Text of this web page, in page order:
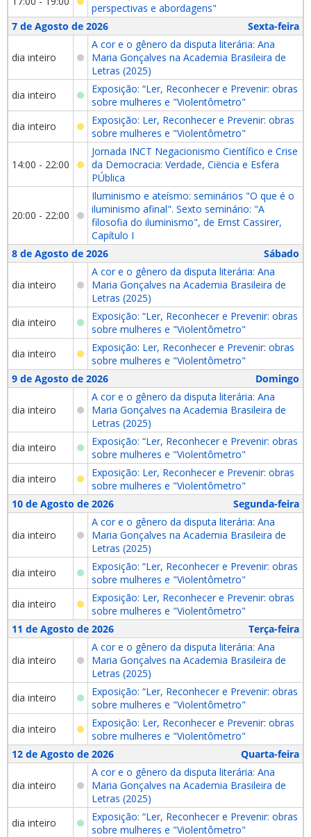
perspectivas e abordagens"
7 de Agosto de 2026
Sexta-feira
dia inteiro
A cor e o gênero da disputa literária: Ana
Maria Gonçalves na Academia Brasileira de
Letras (2025)
dia inteiro
Exposição: “Ler, Reconhecer e Prevenir: obras
sobre mulheres e "Violentômetro"
dia inteiro
Exposição: Ler, Reconhecer e Prevenir: obras
sobre mulheres e "Violentômetro"
14:00 - 22:00
Jornada INCT Negacionismo Científico e Crise
da Democracia: Verdade, Ciëncia e Esfera
PÚblica
20:00 - 22:00
Iluminismo e ateísmo: seminários "O que é o
iluminismo afinal". Sexto seminário: "A
filosofia do iluminismo", de Ernst Cassirer,
Capítulo I
8 de Agosto de 2026
Sábado
dia inteiro
A cor e o gênero da disputa literária: Ana
Maria Gonçalves na Academia Brasileira de
Letras (2025)
dia inteiro
Exposição: “Ler, Reconhecer e Prevenir: obras
sobre mulheres e "Violentômetro"
dia inteiro
Exposição: Ler, Reconhecer e Prevenir: obras
sobre mulheres e "Violentômetro"
9 de Agosto de 2026
Domingo
dia inteiro
A cor e o gênero da disputa literária: Ana
Maria Gonçalves na Academia Brasileira de
Letras (2025)
dia inteiro
Exposição: “Ler, Reconhecer e Prevenir: obras
sobre mulheres e "Violentômetro"
dia inteiro
Exposição: Ler, Reconhecer e Prevenir: obras
sobre mulheres e "Violentômetro"
10 de Agosto de 2026
Segunda-feira
dia inteiro
A cor e o gênero da disputa literária: Ana
Maria Gonçalves na Academia Brasileira de
Letras (2025)
dia inteiro
Exposição: “Ler, Reconhecer e Prevenir: obras
sobre mulheres e "Violentômetro"
dia inteiro
Exposição: Ler, Reconhecer e Prevenir: obras
sobre mulheres e "Violentômetro"
11 de Agosto de 2026
Terça-feira
dia inteiro
A cor e o gênero da disputa literária: Ana
Maria Gonçalves na Academia Brasileira de
Letras (2025)
dia inteiro
Exposição: “Ler, Reconhecer e Prevenir: obras
sobre mulheres e "Violentômetro"
dia inteiro
Exposição: Ler, Reconhecer e Prevenir: obras
sobre mulheres e "Violentômetro"
12 de Agosto de 2026
Quarta-feira
dia inteiro
A cor e o gênero da disputa literária: Ana
Maria Gonçalves na Academia Brasileira de
Letras (2025)
dia inteiro
Exposição: “Ler, Reconhecer e Prevenir: obras
sobre mulheres e "Violentômetro"